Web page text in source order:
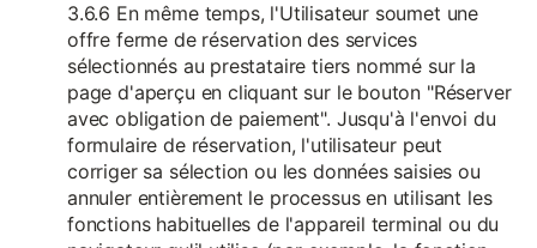
3.6.6 En même temps, l'Utilisateur soumet une
offre ferme de réservation des services
sélectionnés au prestataire tiers nommé sur la
page d'aperçu en cliquant sur le bouton "Réserver
avec obligation de paiement". Jusqu'à l'envoi du
formulaire de réservation, l'utilisateur peut
corriger sa sélection ou les données saisies ou
annuler entièrement le processus en utilisant les
fonctions habituelles de l'appareil terminal ou du